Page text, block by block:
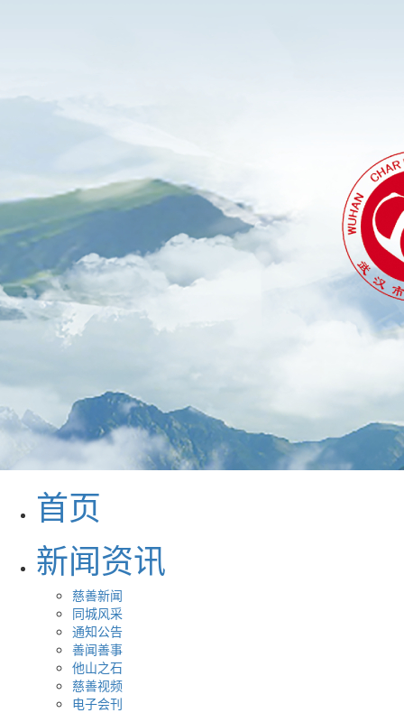
首页
新闻资讯
慈善新闻
同城风采
通知公告
善闻善事
他山之石
慈善视频
电子会刊